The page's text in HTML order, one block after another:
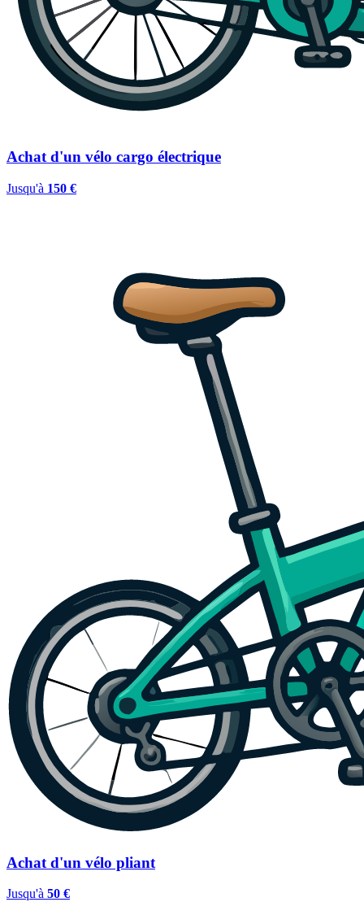
Achat d'un vélo cargo électrique
Jusqu'à 150 €
Achat d'un vélo pliant
Jusqu'à 50 €